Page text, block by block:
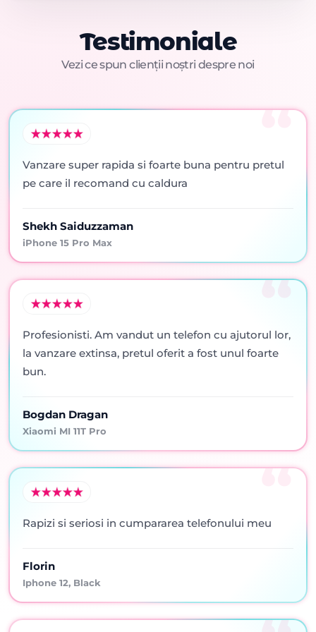
Testimoniale
Vezi ce spun clienții noștri despre noi
Vanzare super rapida si foarte buna pentru pretul
pe care il recomand cu caldura
Shekh Saiduzzaman
iPhone 15 Pro Max
Profesionisti. Am vandut un telefon cu ajutorul lor,
la vanzare extinsa, pretul oferit a fost unul foarte
bun.
Bogdan Dragan
Xiaomi MI 11T Pro
Rapizi si seriosi in cumpararea telefonului meu
Florin
Iphone 12, Black